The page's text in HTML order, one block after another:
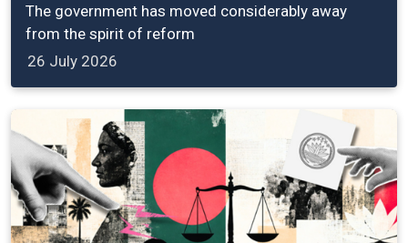
The government has moved considerably away
from the spirit of reform
26 July 2026